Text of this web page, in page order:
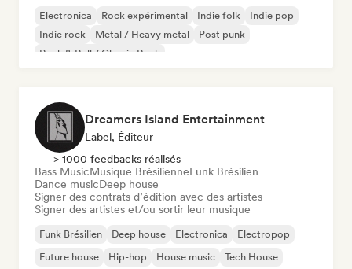
Electronica Rock expérimental Indie folk
Indie pop
Indie rock
Metal / Heavy metal
Post punk
Rock & Roll / Classic Rock
Dreamers Island Entertainment
Label, Éditeur
> 1000 feedbacks réalisés
Bass MusicMusique BrésilienneFunk Brésilien
Dance musicDeep house
Signer des contrats d’édition avec des artistes
Signer des artistes et/ou sortir leur musique
Funk Brésilien Deep house Electronica
Electropop
Future house
Hip-hop House music Tech House